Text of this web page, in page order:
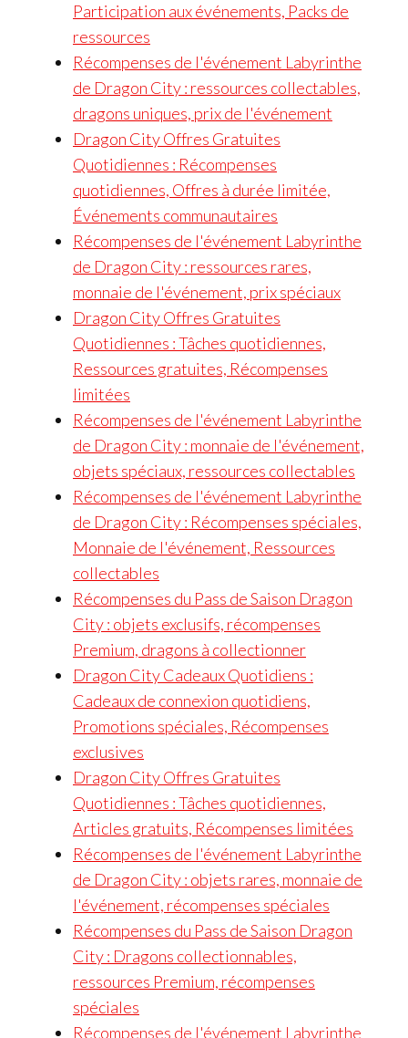
Participation aux événements, Packs de
ressources
Récompenses de l'événement Labyrinthe
de Dragon City : ressources collectables,
dragons uniques, prix de l'événement
Dragon City Offres Gratuites
Quotidiennes : Récompenses
quotidiennes, Offres à durée limitée,
Événements communautaires
Récompenses de l'événement Labyrinthe
de Dragon City : ressources rares,
monnaie de l'événement, prix spéciaux
Dragon City Offres Gratuites
Quotidiennes : Tâches quotidiennes,
Ressources gratuites, Récompenses
limitées
Récompenses de l'événement Labyrinthe
de Dragon City : monnaie de l'événement,
objets spéciaux, ressources collectables
Récompenses de l'événement Labyrinthe
de Dragon City : Récompenses spéciales,
Monnaie de l'événement, Ressources
collectables
Récompenses du Pass de Saison Dragon
City : objets exclusifs, récompenses
Premium, dragons à collectionner
Dragon City Cadeaux Quotidiens :
Cadeaux de connexion quotidiens,
Promotions spéciales, Récompenses
exclusives
Dragon City Offres Gratuites
Quotidiennes : Tâches quotidiennes,
Articles gratuits, Récompenses limitées
Récompenses de l'événement Labyrinthe
de Dragon City : objets rares, monnaie de
l'événement, récompenses spéciales
Récompenses du Pass de Saison Dragon
City : Dragons collectionnables,
ressources Premium, récompenses
spéciales
Récompenses de l'événement Labyrinthe